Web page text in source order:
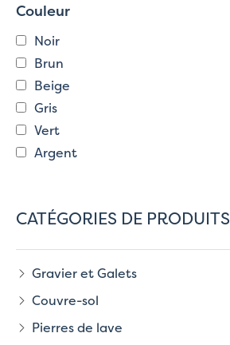
Couleur
Noir
Brun
Beige
Gris
Vert
Argent
CATÉGORIES DE PRODUITS
Gravier et Galets
Couvre-sol
Pierres de lave